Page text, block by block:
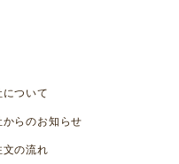
について
からのお知らせ
文の流れ